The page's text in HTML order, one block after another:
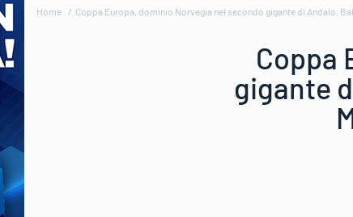
Home Coppa Europa, dominio Norvegia nel secondo gigante di Andalo.
Coppa
gigante